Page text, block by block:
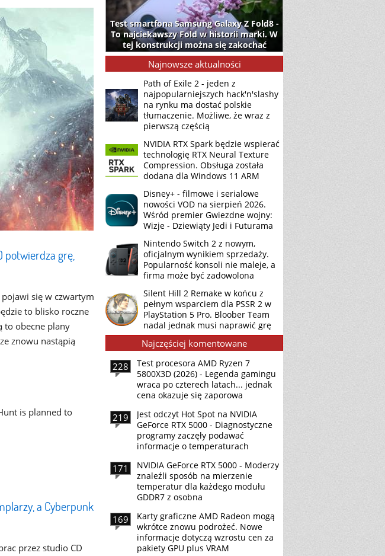
potwierdza grę,
się w czwartym
to blisko roczne
to obecne plany
znowu nastąpią
is planned to
a Cyberpunk
przez studio CD
Test smartfona Samsung Galaxy Z Fold8 -
To najciekawszy Fold w historii marki. W
tej konstrukcji można się zakochać
Najnowsze aktualności
Path of Exile 2 - jeden z
najpopularniejszych hack'n'slashy
na rynku ma dostać polskie
tłumaczenie. Możliwe, że wraz z
pierwszą częścią
NVIDIA RTX Spark będzie wspierać
technologię RTX Neural Texture
Compression. Obsługa została
dodana dla Windows 11 ARM
Disney+ - filmowe i serialowe
nowości VOD na sierpień 2026.
Wśród premier Gwiezdne wojny:
Wizje - Dziewiąty Jedi i Futurama
Nintendo Switch 2 z nowym,
oficjalnym wynikiem sprzedaży.
Popularność konsoli nie maleje, a
firma może być zadowolona
Silent Hill 2 Remake w końcu z
pełnym wsparciem dla PSSR 2 w
PlayStation 5 Pro. Bloober Team
nadal jednak musi naprawić grę
Najczęściej komentowane
228
Test procesora AMD Ryzen 7
5800X3D (2026) - Legenda gamingu
wraca po czterech latach... jednak
cena okazuje się zaporowa
219
Jest odczyt Hot Spot na NVIDIA
GeForce RTX 5000 - Diagnostyczne
programy zaczęły podawać
informacje o temperaturach
171
NVIDIA GeForce RTX 5000 - Moderzy
znaleźli sposób na mierzenie
temperatur dla każdego modułu
GDDR7 z osobna
169
Karty graficzne AMD Radeon mogą
wkrótce znowu podrożeć. Nowe
informacje dotyczą wzrostu cen za
pakiety GPU plus VRAM